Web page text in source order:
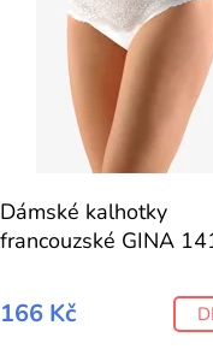
Dámské kalhotky
francouzské GINA
166 Kč